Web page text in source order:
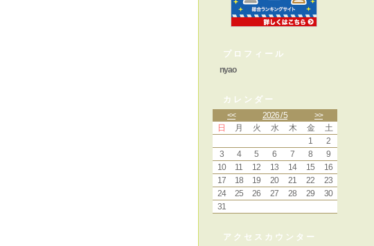
プロフィール
nyao
カレンダー
<<
2026 / 5
>>
日
月 火 水 木 金
土
1
2
3
4 5 6 7 8
9
10
11 12 13 14 15
16
17
18 19 20 21 22
23
24
25 26 27 28 29
30
31
アクセスカウンター